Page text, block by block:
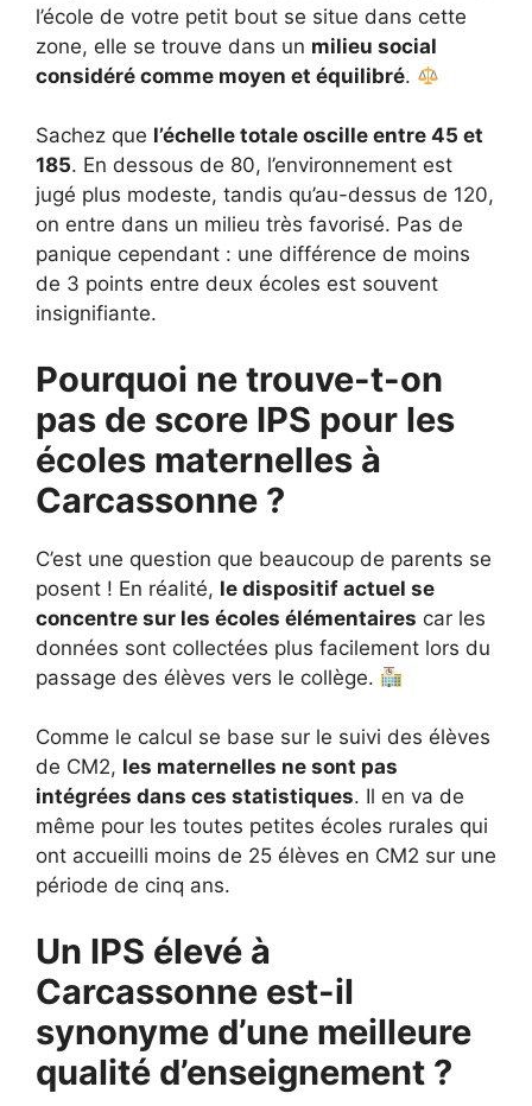
l’école de votre petit bout se situe dans cette
zone, elle se trouve dans un milieu social
considéré comme moyen et équilibré.
Sachez que l’échelle totale oscille entre 45 et
185. En dessous de 80, l’environnement est
jugé plus modeste, tandis qu’au-dessus de 120,
on entre dans un milieu très favorisé. Pas de
panique cependant : une différence de moins
de 3 points entre deux écoles est souvent
insignifiante.
Pourquoi ne trouve-t-on
pas de score IPS pour les
écoles maternelles à
Carcassonne ?
C’est une question que beaucoup de parents se
posent ! En réalité, le dispositif actuel se
concentre sur les écoles élémentaires car les
données sont collectées plus facilement lors du
passage des élèves vers le collège.
Comme le calcul se base sur le suivi des élèves
de CM2, les maternelles ne sont pas
intégrées dans ces statistiques. Il en va de
même pour les toutes petites écoles rurales qui
ont accueilli moins de 25 élèves en CM2 sur une
période de cinq ans.
Un IPS élevé à
Carcassonne est-il
synonyme d’une meilleure
qualité d’enseignement ?